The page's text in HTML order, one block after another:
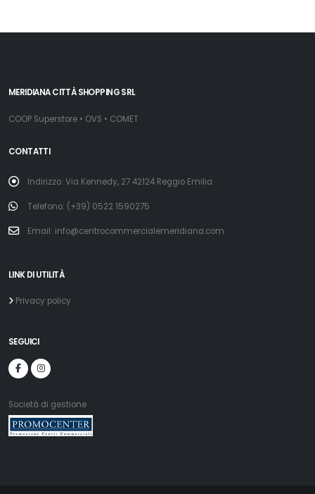
MERIDIANA CITTÀ SHOPPING SRL
COOP Superstore • OVS • COMET
CONTATTI
Indirizzo: Via Kennedy, 27 42124 Reggio Emilia
Telefono: (+39) 0522 1590275
Email: info@centrocommercialemeridiana.com
LINK DI UTILITÀ
Privacy policy
SEGUICI
Società di gestione